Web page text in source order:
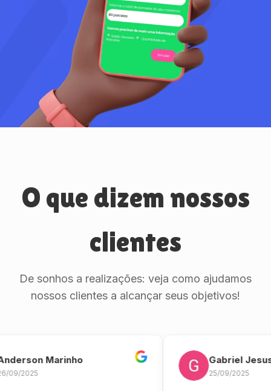
O que dizem nossos
clientes
De sonhos a realizações: veja como ajudamos
nossos clientes a alcançar seus objetivos!
Marinho Gabriel Jesus
25/09/2025